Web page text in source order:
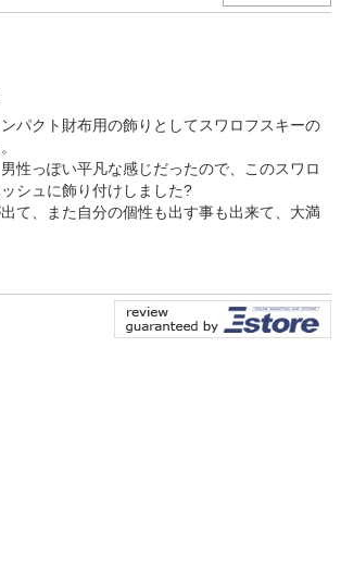
パクト財布用の飾りとしてスワロフスキーの
性っぽい平凡な感じだったので、このスワロ
シュに飾り付けしました?
て、また自分の個性も出す事も出来て、大満